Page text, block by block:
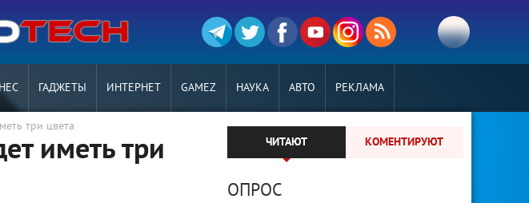
ГАДЖЕТЫ ИНТЕРНЕТ GAMEZ НАУКА АВТО РЕКЛАМА
три цвета
иметь три
ЧИТАЮТ КОМЕНТИРУЮТ
ОПРОС